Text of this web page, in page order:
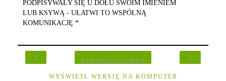
PODPISYWAŁY SIĘ U DOŁU SWOIM IMIENIEM
LUB KSYWĄ - UŁATWI TO WSPÓLNĄ
KOMUNIKACJĘ *
‹ ›
STRONA GŁÓWNA
WYŚWIETL WERSJĘ NA KOMPUTER